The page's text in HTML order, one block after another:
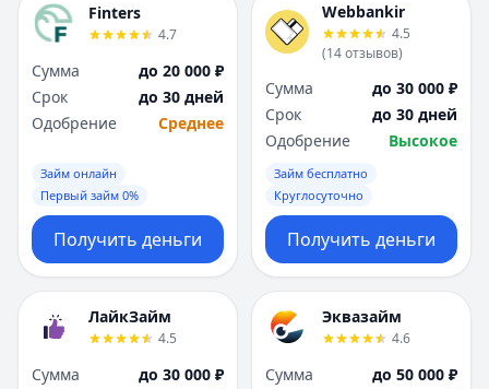
Finters
4.7
Сумма
до 20 000 ₽
Срок
до 30 дней
Одобрение
Среднее
Займ онлайн
Первый займ 0%
Получить деньги
Webbankir
4.5
(14отзывов)
Сумма
до 30 000 ₽
Срок
до 30 дней
Одобрение
Высокое
Займ бесплатно
Круглосуточно
Получить деньги
ЛайкЗайм
4.5
Сумма
до 30 000 ₽
Эквазайм
4.6
Сумма
до 50 000 ₽